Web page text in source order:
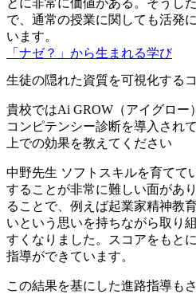
とに非常に価値がある。そうし
で、通常の授業に関しても活発
います。
「ナゼ？」から生まれる学び
生徒の隠れた資質を可視化する
貴校ではAi GROW（アイグロー
コンピテンシー診断を導入され
上での効果を教えてください
中野先生 ソフトスキルを育てて
することが非常に難しい面があ
ることで、例えば起業家精神教
いという思いを持ちながら取り
すくなりました。スコアをもと
指導ができています。
この結果を基にした進路指導も